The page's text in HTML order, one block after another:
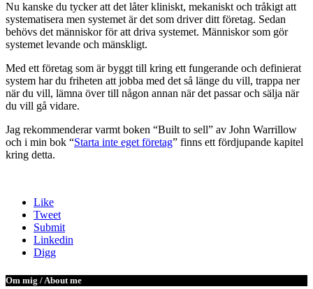
Nu kanske du tycker att det låter kliniskt, mekaniskt och tråkigt att
systematisera men systemet är det som driver ditt företag. Sedan
behövs det människor för att driva systemet. Människor som gör
systemet levande och mänskligt.
Med ett företag som är byggt till kring ett fungerande och definierat
system har du friheten att jobba med det så länge du vill, trappa ner
när du vill, lämna över till någon annan när det passar och sälja när
du vill gå vidare.
Jag rekommenderar varmt boken “Built to sell” av John Warrillow
och i min bok “Starta inte eget företag” finns ett fördjupande kapitel
kring detta.
Like
Tweet
Submit
Linkedin
Digg
Om mig / About me